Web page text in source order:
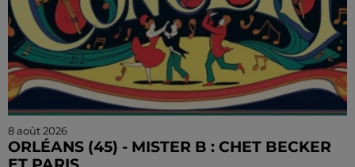
8 août 2026
ORLÉANS (45) - MISTER B : CHET BECKER